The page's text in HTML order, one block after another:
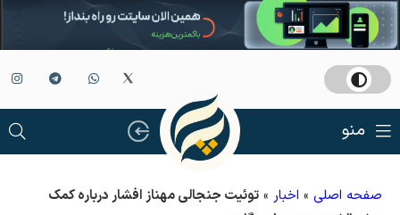
منو
صفحه اصلی » اخبار » توئیت جنجالی مهناز افشار درباره کمک